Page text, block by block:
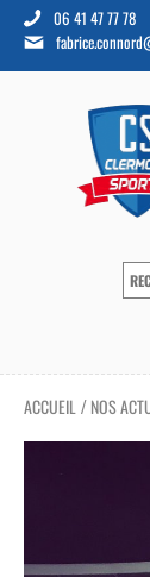
06 41 47 77 78
ACCUEIL / NOS